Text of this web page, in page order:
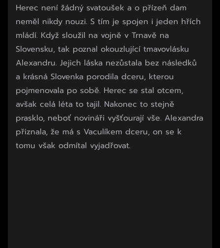
Herec není žádný svatoušek a o přízeň dam
neměl nikdy nouzi. S tím je spojen i jeden hřích
mládí. Když sloužil na vojně v Trnavě na
Slovensku, tak poznal okouzlující tmavovlásku
Alexandru. Jejich láska nezůstala bez následků
a krásná Slovenka porodila dceru, kterou
pojmenovala po sobě. Herec se stal otcem,
avšak celá léta to tajil. Nakonec to stejně
prasklo, neboť novináři vyšťourají vše. Alexandra
přiznala, že má s Vaculíkem dceru, on se k
tomu však odmítal vyjadřovat.